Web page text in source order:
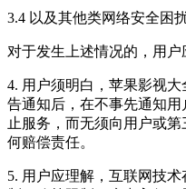
3.4 以及其他类网络安全困
对于发生上述情况的，用户
4. 用户须明白，苹果影视
告通知后，在不事先通知
止服务，而无须向用户或
何赔偿责任。
5. 用户应理解，互联网技